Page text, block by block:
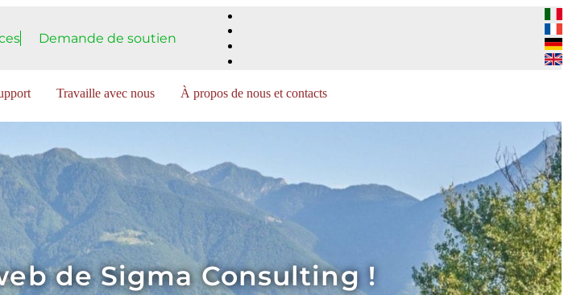
Demande de soutien
Travaille avec nous À propos de nous et contacts
de Sigma Consulting !